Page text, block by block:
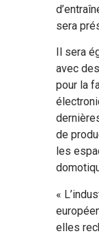
sera
Il sera
avec
pour la
de
les
«
elles